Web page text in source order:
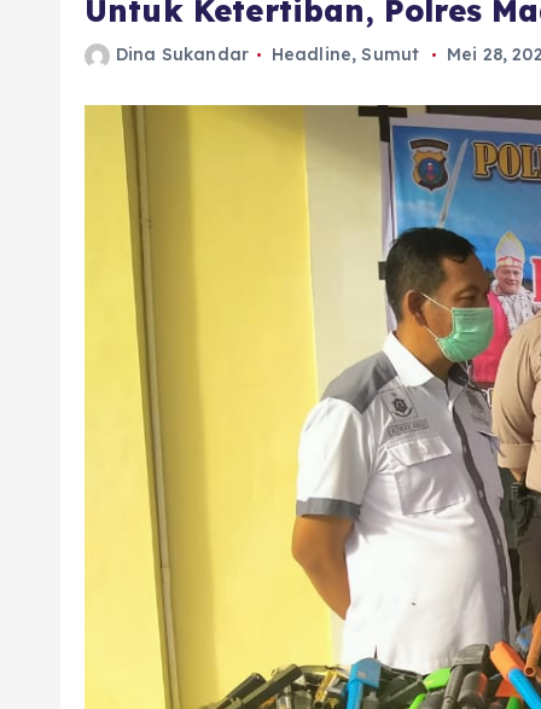
Untuk Ketertiban, Polres
Dina Sukandar Headline,Sumut Mei 28,